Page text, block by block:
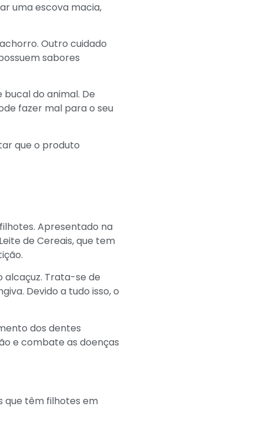
uma escova macia,
Outro cuidado
sabores
do animal. De
fazer mal para o seu
que o produto
Apresentado na
de Cereais, que tem
alcaçuz. Trata-se de
Devido a tudo isso, o
dos dentes
e combate as doenças
que têm filhotes em